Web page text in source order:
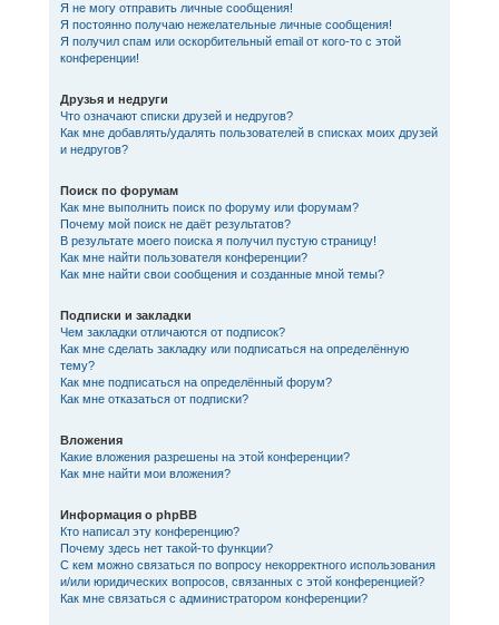
Я не могу отправить личные сообщения!
Я постоянно получаю нежелательные личные сообщения!
Я получил спам или оскорбительный email от кого-то с этой
конференции!
Друзья и недруги
Что означают списки друзей и недругов?
Как мне добавлять/удалять пользователей в списках моих друзей
и недругов?
Поиск по форумам
Как мне выполнить поиск по форуму или форумам?
Почему мой поиск не даёт результатов?
В результате моего поиска я получил пустую страницу!
Как мне найти пользователя конференции?
Как мне найти свои сообщения и созданные мной темы?
Подписки и закладки
Чем закладки отличаются от подписок?
Как мне сделать закладку или подписаться на определённую
тему?
Как мне подписаться на определённый форум?
Как мне отказаться от подписки?
Вложения
Какие вложения разрешены на этой конференции?
Как мне найти мои вложения?
Информация о phpBB
Кто написал эту конференцию?
Почему здесь нет такой-то функции?
С кем можно связаться по вопросу некорректного использования
и/или юридических вопросов, связанных с этой конференцией?
Как мне связаться с администратором конференции?